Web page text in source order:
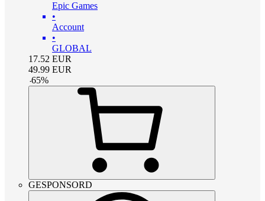
Epic Games
•
Account
•
GLOBAL
17.52 EUR
49.99 EUR
-65%
GESPONSORD